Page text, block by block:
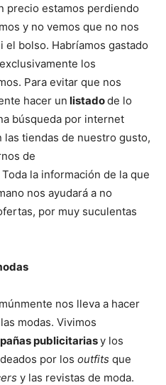
precio estamos perdiendo
y no vemos que no nos
el bolso. Habríamos gastado
los
Para evitar que nos
hacer un listadode lo
búsqueda por internet
las tiendas de nuestro gusto,
de
Toda la información de la que
nos ayudará a no
por muy suculentas
nos lleva a hacer
modas. Vivimos
publicitariasy los
por los outfits que
y las revistas de moda.